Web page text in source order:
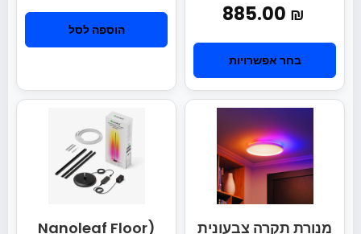
885.00 ₪
בחר אפשרויות
הוספה לסל
מנורת תקרה צבעונית
(Nanoleaf Floor